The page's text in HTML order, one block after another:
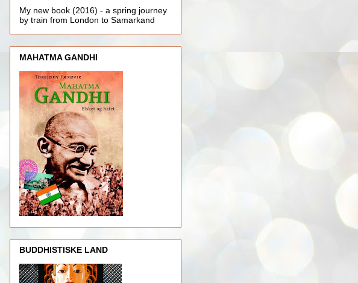
My new book (2016) - a spring journey
by train from London to Samarkand
MAHATMA GANDHI
BUDDHISTISKE LAND